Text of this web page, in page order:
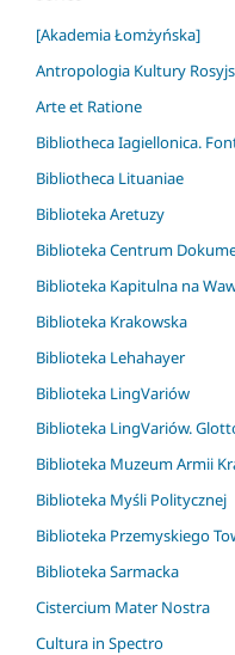
[Akademia Łomżyńska]
Antropologia Kultury
Arte et Ratione
Bibliotheca Iagiellonica.
Bibliotheca Lituaniae
Biblioteka Aretuzy
Biblioteka Centrum
Biblioteka Kapitulna na
Biblioteka Krakowska
Biblioteka Lehahayer
Biblioteka LingVariów
Biblioteka LingVariów.
Biblioteka Muzeum Armii
Biblioteka Myśli Politycznej
Biblioteka Przemyskiego
Biblioteka Sarmacka
Cistercium Mater Nostra
Cultura in Spectro